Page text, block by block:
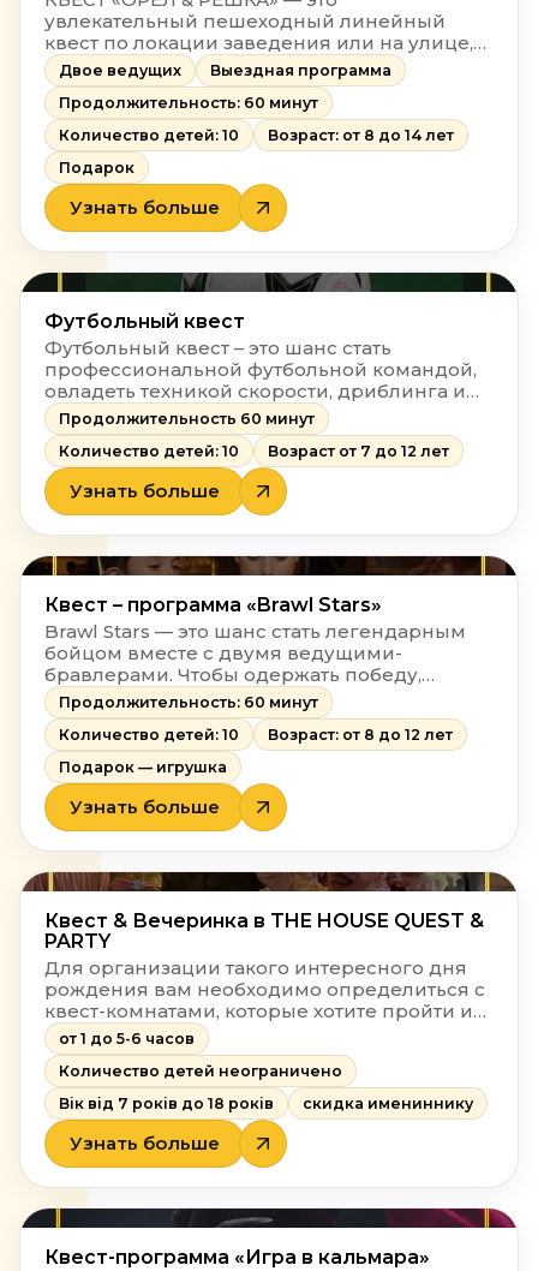
увлекательный пешеходный линейный
квест по локации заведения или на улице,
где дети вместе с двумя ведущими
посещают разные страны в поисках
монетки, которую ведущие потеряли в
одной из них.
Двое ведущих
Выездная программа
Продолжительность: 60 минут
Количество детей: 10
Возраст: от 8 до 14 лет
Подарок
Узнать больше
Футбольный квест
Футбольный квест – это шанс стать
профессиональной футбольной командой,
овладеть техникой скорости, дриблинга и
тактическими схемами.
Продолжительность 60 минут
Количество детей: 10
Возраст от 7 до 12 лет
Узнать больше
Квест – программа «Brawl Stars»
Brawl Stars — это шанс стать легендарным
бойцом вместе с двумя ведущими-
бравлерами. Чтобы одержать победу,
участники отказываются от веселья:
сражаются в дуэлях, сбивают банки с
трофеями, захватывают точки и
зарабатывают «кубки». Все награды можно
обменять на крутые подарки!
Продолжительность: 60 минут
Количество детей: 10
Возраст: от 8 до 12 лет
Подарок — игрушка
Узнать больше
Квест & Вечеринка в THE HOUSE QUEST &
PARTY
Для организации такого интересного дня
рождения вам необходимо определиться с
квест-комнатами, которые хотите пройти и
выбрать зал, в котором хотите
отпраздновать. Все остальное сделаем мы!
от 1 до 5-6 часов
Количество детей неограничено
Вік від 7 років до 18 років
скидка имениннику
Узнать больше
Квест-программа «Игра в кальмара»